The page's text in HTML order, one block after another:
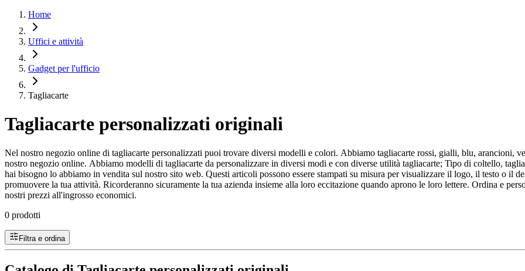
Home
Uffici e attività
Gadget per l'ufficio
Tagliacarte
Tagliacarte personalizzati originali
Nel nostro negozio online di tagliacarte personalizzati puoi trovare diversi modelli e colori. Abbiamo tagliacarte rossi, gialli, blu, arancioni,
nostro negozio online. Abbiamo modelli di tagliacarte da personalizzare in diversi modi e con diverse utilità tagliacarte; Tipo di coltello,
hai bisogno lo abbiamo in vendita sul nostro sito web. Questi articoli possono essere stampati su misura per visualizzare il logo, il testo o il
promuovere la tua attività. Ricorderanno sicuramente la tua azienda insieme alla loro eccitazione quando aprono le loro lettere. Ordina e
nostri prezzi all'ingrosso economici.
0 prodotti
Filtra e ordina